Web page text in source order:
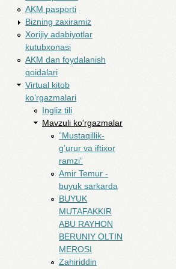
AKM pasporti
Bizning zaxiramiz
Xorijiy adabiyotlar
kutubxonasi
AKM dan foydalanish
qoidalari
Virtual kitob
ko’rgazmalari
Ingliz tili
Mavzuli ko'rgazmalar
“Mustaqillik-
g’urur va iftixor
ramzi”
Amir Temur -
buyuk sarkarda
BUYUK
MUTAFAKKIR
ABU RAYHON
BERUNIY OLTIN
MEROSI
Zahiriddin